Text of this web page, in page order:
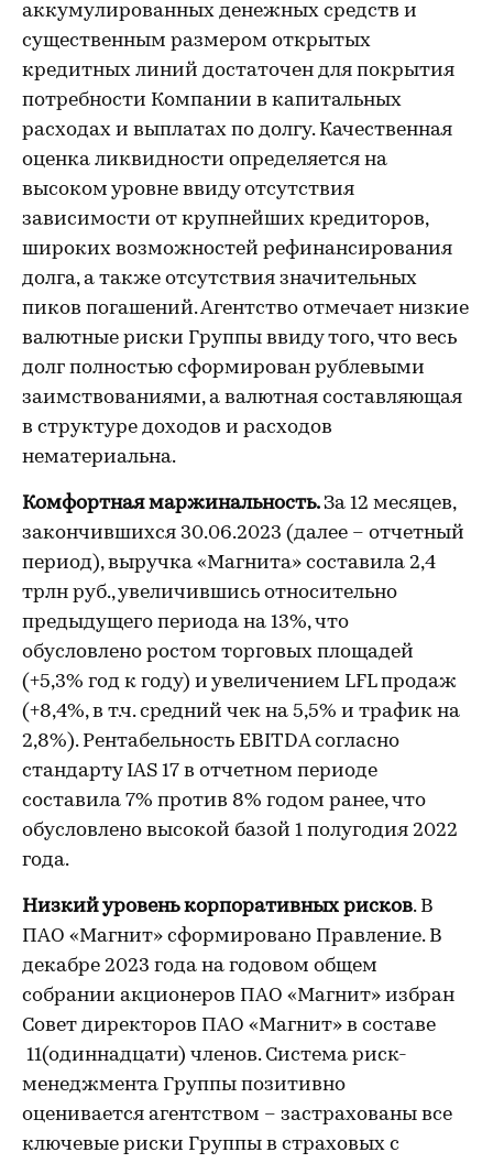
аккумулированных денежных средств и
существенным размером открытых
кредитных линий достаточен для покрытия
потребности Компании в капитальных
расходах и выплатах по долгу. Качественная
оценка ликвидности определяется на
высоком уровне ввиду отсутствия
зависимости от крупнейших кредиторов,
широких возможностей рефинансирования
долга, а также отсутствия значительных
пиков погашений. Агентство отмечает низкие
валютные риски Группы ввиду того, что весь
долг полностью сформирован рублевыми
заимствованиями, а валютная составляющая
в структуре доходов и расходов
нематериальна.
Комфортная маржинальность. За 12 месяцев,
закончившихся 30.06.2023 (далее – отчетный
период), выручка «Магнита» составила 2,4
трлн руб., увеличившись относительно
предыдущего периода на 13%, что
обусловлено ростом торговых площадей
(+5,3% год к году) и увеличением LFL продаж
(+8,4%, в т.ч. средний чек на 5,5% и трафик на
2,8%). Рентабельность EBITDA согласно
стандарту IAS 17 в отчетном периоде
составила 7% против 8% годом ранее, что
обусловлено высокой базой 1 полугодия 2022
года.
Низкий уровень корпоративных рисков. В
ПАО «Магнит» сформировано Правление. В
декабре 2023 года на годовом общем
собрании акционеров ПАО «Магнит» избран
Совет директоров ПАО «Магнит» в составе
11(одиннадцати) членов. Система риск-
менеджмента Группы позитивно
оценивается агентством – застрахованы все
ключевые риски Группы в страховых с